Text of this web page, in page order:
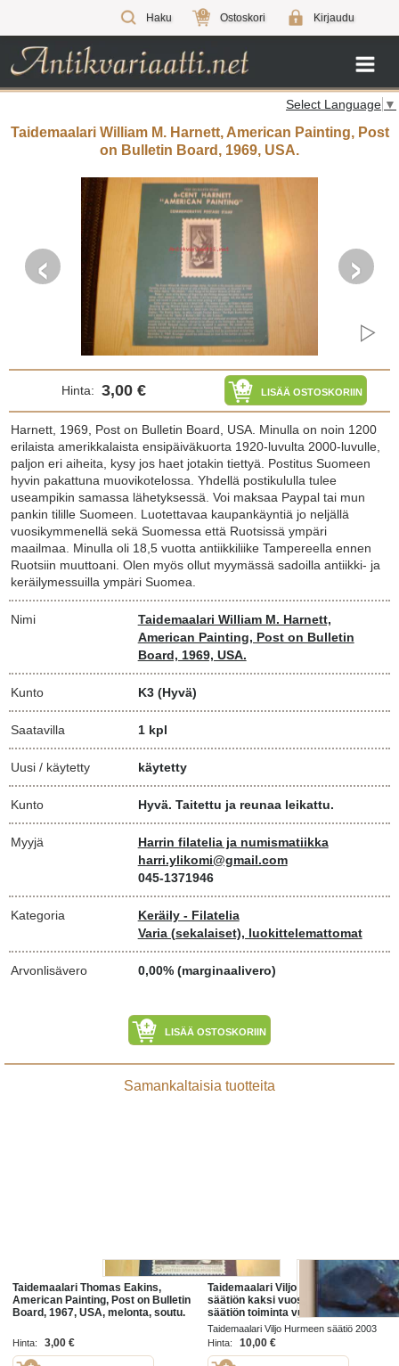
Haku 0 Ostoskori Kirjaudu
Select Language ▼
Taidemaalari William M. Harnett, American Painting, Post
on Bulletin Board, 1969, USA.
‹ ›
Hinta: 3,00 € LISÄÄ OSTOSKORIIN
Harnett, 1969, Post on Bulletin Board, USA. Minulla on noin 1200
erilaista amerikkalaista ensipäiväkuorta 1920-luvulta 2000-luvulle,
paljon eri aiheita, kysy jos haet jotakin tiettyä. Postitus Suomeen
hyvin pakattuna muovikotelossa. Yhdellä postikululla tulee
useampikin samassa lähetyksessä. Voi maksaa Paypal tai mun
pankin tilille Suomeen. Luotettavaa kaupankäyntiä jo neljällä
vuosikymmenellä sekä Suomessa että Ruotsissä ympäri
maailmaa. Minulla oli 18,5 vuotta antiikkiliike Tampereella ennen
Ruotsiin muuttoani. Olen myös ollut myymässä sadoilla antiikki- ja
keräilymessuilla ympäri Suomea.
Nimi
Taidemaalari William M. Harnett,
American Painting, Post on Bulletin
Board, 1969, USA.
Kunto K3 (Hyvä)
Saatavilla 1 kpl
Uusi / käytetty käytetty
Kunto Hyvä. Taitettu ja reunaa leikattu.
Myyjä
Harrin filatelia ja numismatiikka
harri.ylikomi@gmail.com
045-1371946
Kategoria
Keräily - Filatelia
Varia (sekalaiset), luokittelemattomat
Arvonlisävero 0,00% (marginaalivero)
LISÄÄ OSTOSKORIIN
Samankaltaisia tuotteita
Taidemaalari Thomas Eakins,
American Painting, Post on Bulletin
Board, 1967, USA, melonta, soutu.
Hinta: 3,00 €
Taidemaalari Viljo Hurmeen
säätiön kaksi vuosikymmentä :
säätiön toiminta vuosina 1982-
2002
Taidemaalari Viljo Hurmeen säätiö 2003
Hinta:
10,00 €